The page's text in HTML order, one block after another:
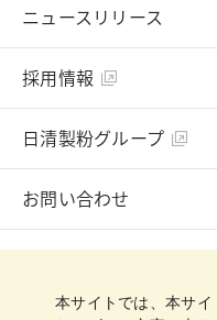
ニュースリリース
採用情報
日清製粉グループ
お問い合わせ
本サイトでは、本サ